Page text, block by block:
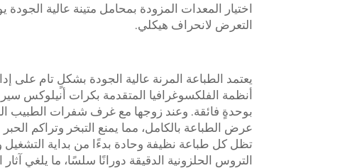
اختيار المعدات المزودة بمحامل متينة عالية
التعرض لانحراف هيكلي.
يعتمد الطباعة المرنة عالية الجودة بشكلٍ تام على
أنظمة الفلكسوغرافيا المتقدمة بكرات أنيلوكس
بوحدةٍ فائقة. وعند زوجها مع غرف شفرات الطبيب
عرض الطباعة بالكامل، مما يمنع التبخر وتراكم
تظل كل طباعة نظيفة وحادة بدءًا من بداية التشغيل
التروس الحلزونية الدقيقة دورانًا سلسًا، ما يلغي